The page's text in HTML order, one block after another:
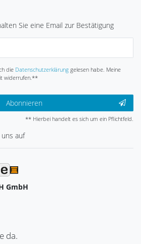
Sie eine Email zur Bestätigung
die Daten­schutz­erklärunggelesen habe. Meine
widerrufen.**
Abonnieren
** Hierbei handelt es sich um ein Pflichtfeld.
auf
GmbH
da.